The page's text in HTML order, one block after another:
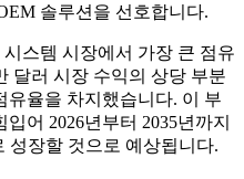
솔루션을 선호합니다.
스템 시장에서 가장 큰 점유
달러 시장 수익의 상당 부분
유율을 차지했습니다. 이 부
어 2026년부터 2035년까지
성장할 것으로 예상됩니다.